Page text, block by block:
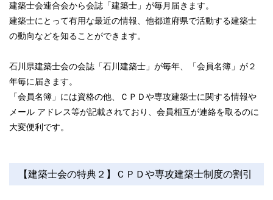
建築士会連合会から会誌「建築士」が毎月届きます。
建築士にとって有用な最近の情報、他都道府県で活動する建築士
の動向などを知ることができます。
石川県建築士会の会誌「石川建築士」が毎年、「会員名簿」が２
年毎に届きます。
「会員名簿」には資格の他、ＣＰＤや専攻建築士に関する情報や
メール アドレス等が記載されており、会員相互が連絡を取るのに
大変便利です。
【建築士会の特典２】ＣＰＤや専攻建築士制度の割引